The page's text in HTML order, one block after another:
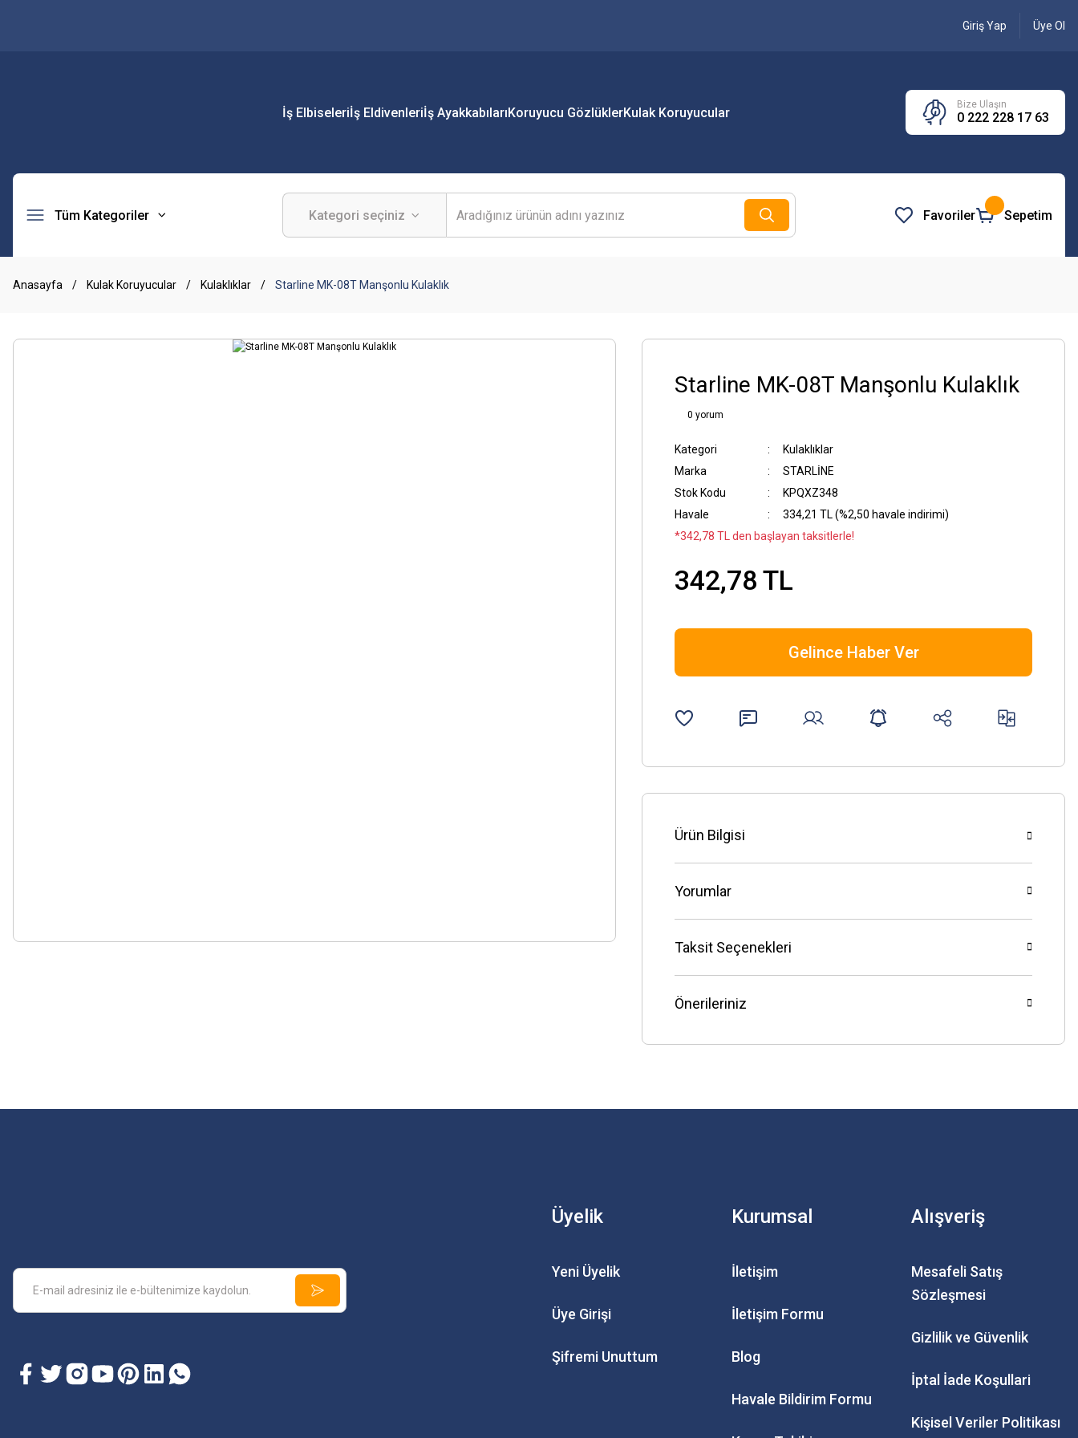
Giriş Yap Üye Ol
İş Elbiseleriİş Eldivenleriİş AyakkabılarıKoruyucu GözlüklerKulak Koruyucular
Bize Ulaşın
0 222 228 17 63
Tüm Kategoriler Favoriler Sepetim
Anasayfa Kulak Koruyucular Kulaklıklar Starline MK-08T Manşonlu Kulaklık
Starline MK-08T Manşonlu Kulaklık
0 yorum
Kategori
Kulaklıklar
Marka
STARLİNE
Stok Kodu
KPQXZ348
Havale
334,21 TL (%2,50 havale indirimi)
*342,78 TL den başlayan taksitlerle!
342,78 TL
Gelince Haber Ver
Ürün Bilgisi
Yorumlar
Taksit Seçenekleri
Önerileriniz
Üyelik
Yeni Üyelik
Üye Girişi
Şifremi Unuttum
Kurumsal
İletişim
İletişim Formu
Blog
Havale Bildirim Formu
Alışveriş
Mesafeli Satış
Sözleşmesi
Gizlilik ve Güvenlik
İptal İade Koşullari
Kişisel Veriler Politikası